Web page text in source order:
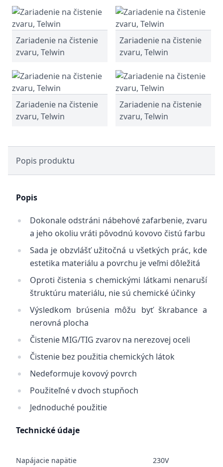
Zariadenie na čistenie
zvaru, Telwin
Zariadenie na čistenie
zvaru, Telwin
Zariadenie na čistenie
zvaru, Telwin
Zariadenie na čistenie
zvaru, Telwin
Popis produktu
Popis
Dokonale odstráni nábehové zafarbenie, zvaru
a jeho okoliu vráti pôvodnú kovovo čistú farbu
Sada je obzvlášť užitočná u všetkých prác, kde
estetika materiálu a povrchu je veľmi dôležitá
Oproti čistenia s chemickými látkami nenaruší
štruktúru materiálu, nie sú chemické účinky
Výsledkom brúsenia môžu byť škrabance a
nerovná plocha
Čistenie MIG/TIG zvarov na nerezovej oceli
Čistenie bez použitia chemických látok
Nedeformuje kovový povrch
Použiteľné v dvoch stupňoch
Jednoduché použitie
Technické údaje
Napájacie napätie 230V